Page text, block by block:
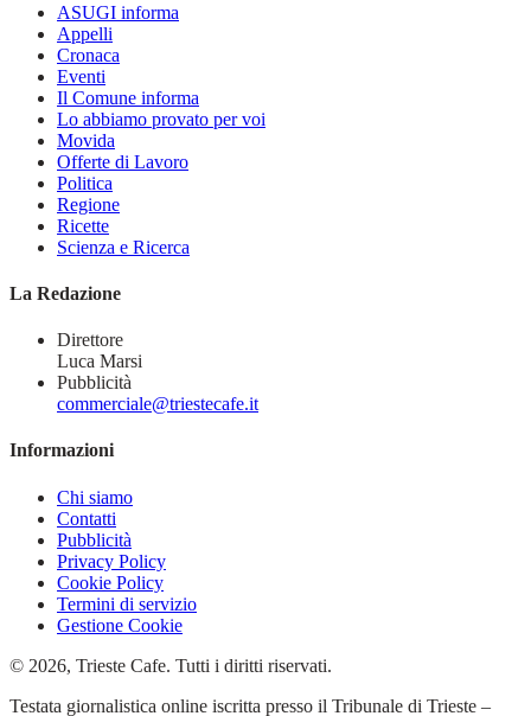
ASUGI informa
Appelli
Cronaca
Eventi
Il Comune informa
Lo abbiamo provato per voi
Movida
Offerte di Lavoro
Politica
Regione
Ricette
Scienza e Ricerca
La Redazione
Direttore
Luca Marsi
Pubblicità
commerciale@triestecafe.it
Informazioni
Chi siamo
Contatti
Pubblicità
Privacy Policy
Cookie Policy
Termini di servizio
Gestione Cookie
© 2026, Trieste Cafe. Tutti i diritti riservati.
Testata giornalistica online iscritta presso il Tribunale di Trieste –